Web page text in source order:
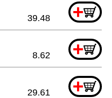
+
39.48
+
8.62
+
29.61